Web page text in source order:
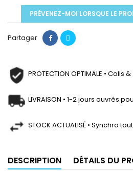
PRÉVENEZ-MOI LORSQUE LE
Partager
PROTECTION OPTIMALE •
LIVRAISON • 1-2 jours ouvrés
STOCK ACTUALISÉ • Synchro
DESCRIPTION DÉTAILS DU